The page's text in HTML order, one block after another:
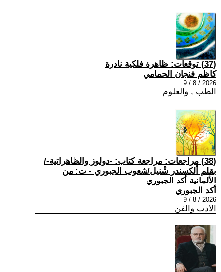
(37) توقعات: ظاهرة فلكية نادرة
كاظم فنجان الحمامي
2026 / 8 / 9
الطب , والعلوم
(38) مراجعات: مراجعة كتاب: -دولوز والظاهراتية-/
بقلم ألكسندر شْنيل/شعوب الجبوري - ت: من
الألمانية أكد الجبوري
أكد الجبوري
2026 / 8 / 9
الادب والفن